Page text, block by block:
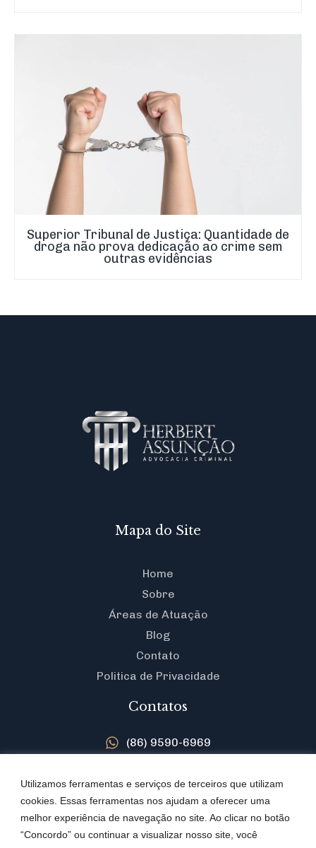
Utilizamos ferramentas e serviços de terceiros que utilizam
cookies. Essas ferramentas nos ajudam a oferecer uma
melhor experiência de navegação no site. Ao clicar no botão
“Concordo” ou continuar a visualizar nosso site, você
Superior Tribunal de Justiça: Quantidade de
droga não prova dedicação ao crime sem
outras evidências
Mapa do Site
Home
Sobre
Áreas de Atuação
Blog
Contato
Politica de Privacidade
Contatos
(86) 9590-6969
Rua Lisandro Nogueira, nº 1625, Sala 10, Centro,
Teresina/PI, Brazil